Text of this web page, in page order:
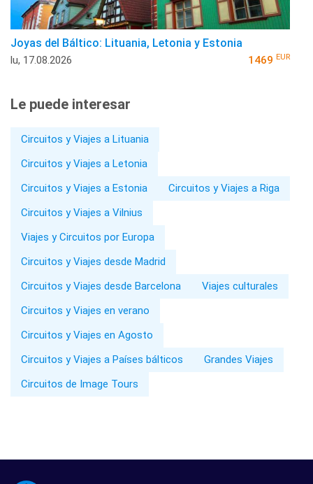
Joyas del Báltico: Lituania, Letonia y Estonia
lu, 17.08.2026 1469 EUR
Le puede interesar
Circuitos y Viajes a Lituania
Circuitos y Viajes a Letonia
Circuitos y Viajes a Estonia
Circuitos y Viajes a Riga
Circuitos y Viajes a Vilnius
Viajes y Circuitos por Europa
Circuitos y Viajes desde Madrid
Circuitos y Viajes desde Barcelona
Viajes culturales
Circuitos y Viajes en verano
Circuitos y Viajes en Agosto
Circuitos y Viajes a Países bálticos
Grandes Viajes
Circuitos de Image Tours